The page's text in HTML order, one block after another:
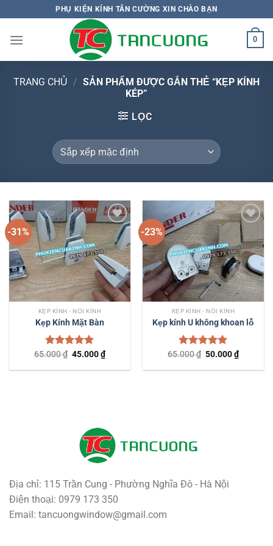
qua
nội
PHỤ KIỆN KÍNH TÂN CƯỜNG XIN CHÀO BẠN
0
TRANG CHỦ / SẢN PHẨM ĐƯỢC GẮN THẺ “KẸP KÍNH
KÉP”
LỌC
-31%
Add to
wishlist
KẸP KÍNH - NỐI KÍNH
Kẹp Kính Mặt Bàn
Được xếp
5 sao
65.000₫ Giá
là:
45.000₫Giá
hiện
tại
-23%
Add to
wishlist
KẸP KÍNH - NỐI KÍNH
Kẹp kính U không khoan lỗ
Được xếp
5 sao
65.000₫ Giá
là:
50.000₫Giá
hiện
tại
Địa chỉ: 115 Trần Cung - Phường Nghĩa Đô - Hà Nội
Điện thoại: 0979 173 350
Email: tancuongwindow@gmail.com